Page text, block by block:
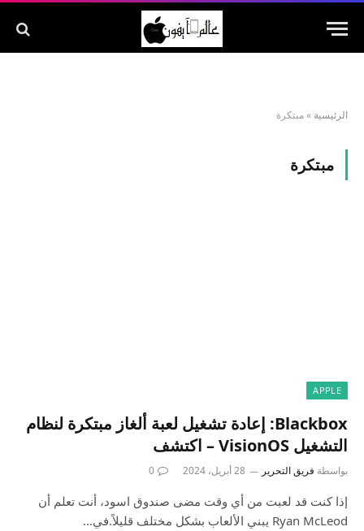
الرئيسية »مبتكرة
مبتكرة
APPLE
Blackbox: إعادة تشغيل لعبة ألغاز مبتكرة لنظام
التشغيل VisionOS – اكتشف
بواسطة فريق التحرير 28 أبريل، 2024 0
إذا كنت قد لعبت من أي وقت مضى صندوق اسود، أنت تعلم أن
Ryan McLeod يبني الألعاب بشكل مختلف قليلاً.في…